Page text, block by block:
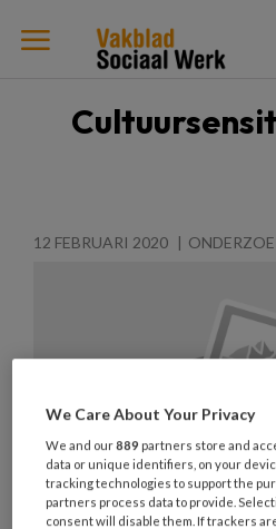
12 FEBRUARI 2020
We Care About Your Privacy
We and our889 partners store and
data or unique identifiers, on your
tracking technologies to support the
partners process data to provide.
consent will disable them. If trackers